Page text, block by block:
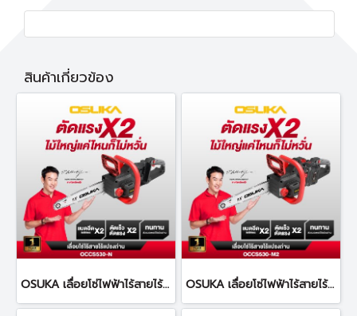
สินค้าเกี่ยวข้อง
OSUKA เลื่อยโซ่ไฟฟ้าไร้สายไร้แปรงถ่าน 40V OCCS530-N OSUKA เลื่อยโซ่ไฟฟ้าไร้สายไร้แปรงถ่าน 40V OCCS530-M2